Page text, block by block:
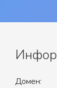
Домен: